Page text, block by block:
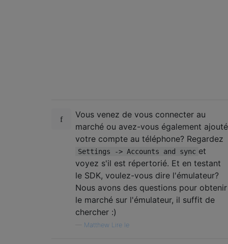
Vous venez de vous connecter au
marché ou avez-vous également ajouté
votre compte au téléphone? Regardez
Settings -> Accounts and sync et
voyez s'il est répertorié. Et en testant
le SDK, voulez-vous dire l'émulateur?
Nous avons des questions pour obtenir
le marché sur l'émulateur, il suffit de
chercher :)
Matthew Lire le